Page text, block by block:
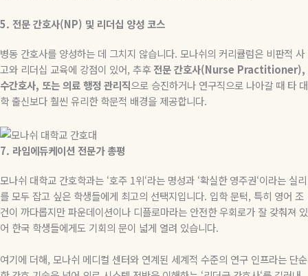
5. 전문간호사(NP) 및 리더십 양성코스
병동 간호사를 양성하는 데 그치지 않습니다. 모나쉬의 커리큘럼은 비판적 사
고와 리더십 교육에 강점이 있어, 추후전문간호사(Nurse Practitioner),
수간호사, 또는의료행정관리직으로 승진하거나 연구직으로 나아갈 때 타 대
학 출신보다 훨씬 유리한 학문적 배경을 제공합니다.
7. 라임에듀케이션 전문가 총평
모나쉬 대학교 간호학과는 ‘호주 1위‘라는 명성과 ‘확실한 영주권‘이라는 실리
를 모두 잡고 싶은 학생들에게 최고의 선택지입니다. 입학 문턱, 특히 영어 조
건이 까다롭지만 파운데이션이나 디플로마라는 안전한 우회로가 잘 갖춰져 있
어 한국 학생들에게도 기회의 문이 넓게 열려 있습니다.
여기에 더해, 모나쉬 메디컬 센터와 연계된 세계적 수준의 연구 인프라는 단순